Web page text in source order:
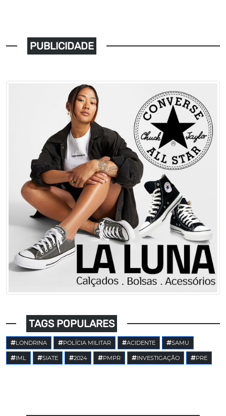
PUBLICIDADE
TAGS POPULARES
LONDRINA POLÍCIA MILITAR ACIDENTE SAMU
IML SIATE 2024 PMPR INVESTIGAÇÃO PRE